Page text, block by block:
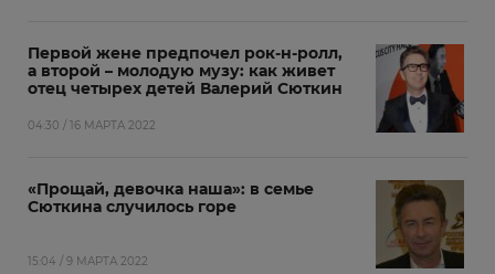
Первой жене предпочел рок-н-ролл,
а второй – молодую музу: как живет
отец четырех детей Валерий Сюткин
04:30 / 16 МАРТА 2022
«Прощай, девочка наша»: в семье
Сюткина случилось горе
15:04 / 9 МАРТА 2022